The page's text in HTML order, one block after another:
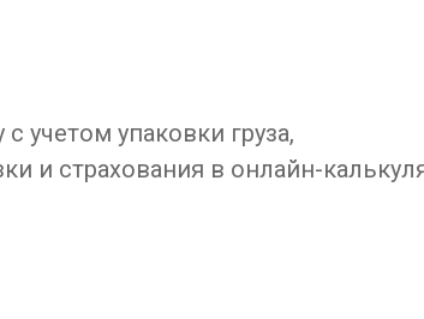
учетом упаковки груза,
и страхования в онлайн-